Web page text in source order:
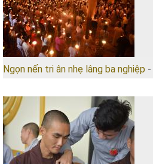
Ngọn nến tri ân nhẹ lâng ba nghiệp -